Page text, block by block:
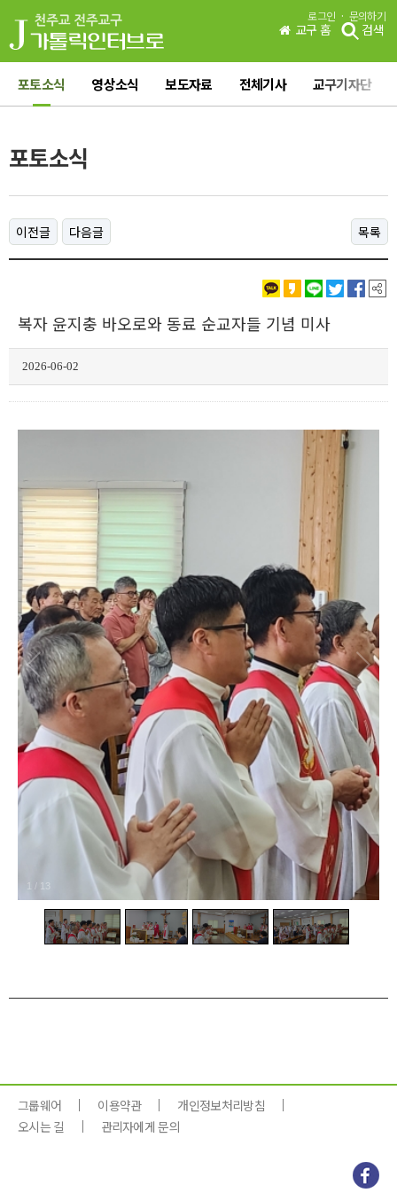
로그인 · 문의하기
교구 홈 검색
포토소식 영상소식 보도자료 전체기사 교구기자단
포토소식
이전글 다음글 목록
복자 윤지충 바오로와 동료 순교자들 기념 미사
2026-06-02
/ 13
그룹웨어 이용약관
개인정보처리방침
오시는 길
관리자에게 문의